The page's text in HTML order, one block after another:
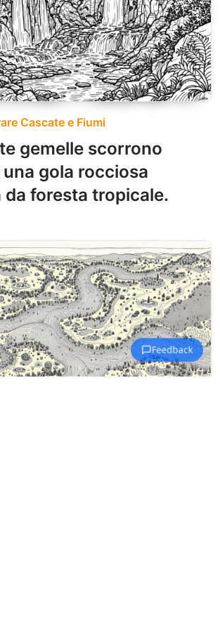
Cascate e Fiumi
gemelle scorrono
gola rocciosa
foresta tropicale.